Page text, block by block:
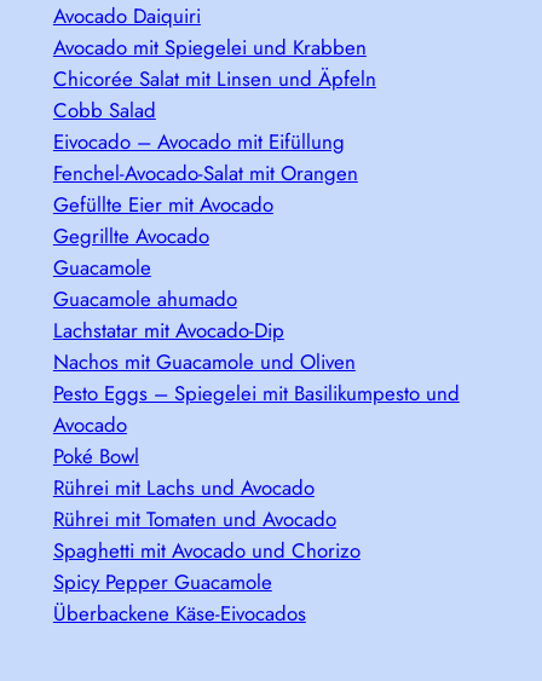
Avocado Daiquiri
Avocado mit Spiegelei und Krabben
Chicorée Salat mit Linsen und Äpfeln
Cobb Salad
Eivocado – Avocado mit Eifüllung
Fenchel-Avocado-Salat mit Orangen
Gefüllte Eier mit Avocado
Gegrillte Avocado
Guacamole
Guacamole ahumado
Lachstatar mit Avocado-Dip
Nachos mit Guacamole und Oliven
Pesto Eggs – Spiegelei mit Basilikumpesto und
Avocado
Poké Bowl
Rührei mit Lachs und Avocado
Rührei mit Tomaten und Avocado
Spaghetti mit Avocado und Chorizo
Spicy Pepper Guacamole
Überbackene Käse-Eivocados